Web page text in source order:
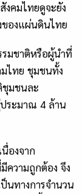
สังคมไทยดูจะยัง
ของแผ่นดินไทย
รมชาติหรือผู้นำที่
มไทย ชุมชนทั้ง
ชุมชนละ
ระมาณ 4 ล้าน
องจาก
ความถูกต้อง จึง
นทางการจำนวน